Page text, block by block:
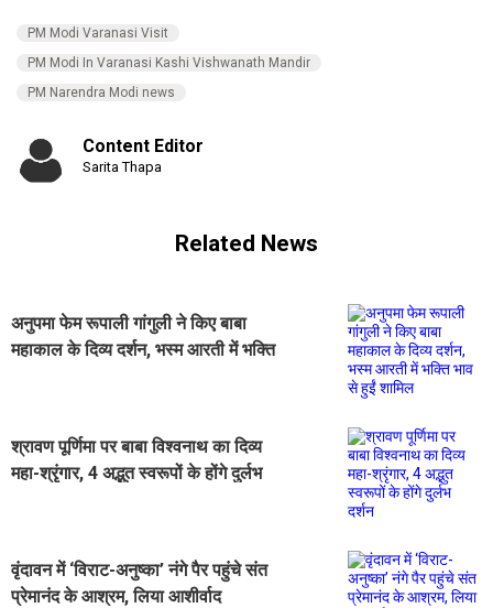
PM Modi Varanasi Visit
PM Modi In Varanasi Kashi Vishwanath Mandir
PM Narendra Modi news
Content Editor
Sarita Thapa
Related News
अनुपमा फेम रूपाली गांगुली ने किए बाबा
महाकाल के दिव्य दर्शन, भस्म आरती में भक्ति
श्रावण पूर्णिमा पर बाबा विश्वनाथ का दिव्य
महा-श्रृंगार, 4 अद्भुत स्वरूपों के होंगे दुर्लभ
वृंदावन में ‘विराट-अनुष्का’ नंगे पैर पहुंचे संत
प्रेमानंद के आश्रम, लिया आशीर्वाद